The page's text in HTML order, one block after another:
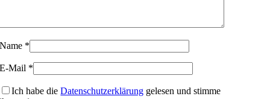
Name *
E-Mail *
Ich habe dieDatenschutzerklärung gelesen und stimme